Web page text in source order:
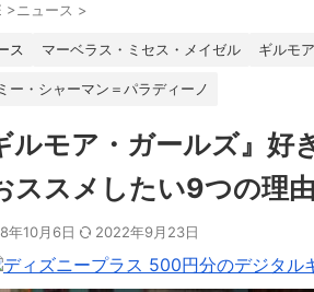
>ニュース >
ス マーベラス・ミセス・メイゼル ギルモ
ー・シャーマン＝パラディーノ
ルモア・ガールズ』
ススメしたい9つの理
年10月6日 2022年9月23日